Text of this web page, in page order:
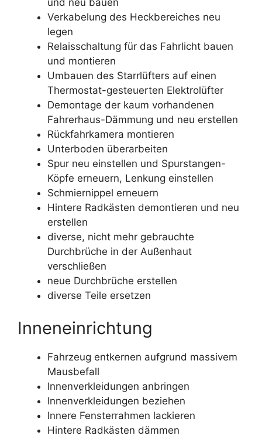
und neu bauen
Verkabelung des Heckbereiches neu
legen
Relaisschaltung für das Fahrlicht bauen
und montieren
Umbauen des Starrlüfters auf einen
Thermostat-gesteuerten Elektrolüfter
Demontage der kaum vorhandenen
Fahrerhaus-Dämmung und neu erstellen
Rückfahrkamera montieren
Unterboden überarbeiten
Spur neu einstellen und Spurstangen-
Köpfe erneuern, Lenkung einstellen
Schmiernippel erneuern
Hintere Radkästen demontieren und neu
erstellen
diverse, nicht mehr gebrauchte
Durchbrüche in der Außenhaut
verschließen
neue Durchbrüche erstellen
diverse Teile ersetzen
Inneneinrichtung
Fahrzeug entkernen aufgrund massivem
Mausbefall
Innenverkleidungen anbringen
Innenverkleidungen beziehen
Innere Fensterrahmen lackieren
Hintere Radkästen dämmen